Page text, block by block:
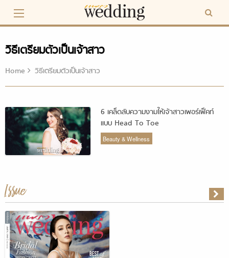
content
วิธีเตรียมตัวเป็นเจ้าสาว
Home วิธีเตรียมตัวเป็นเจ้าสาว
6 เคล็ดลับความงามให้เจ้าสาวเพอร์เฟ็คท์
แบบ Head To Toe
Beauty & Wellness
Issue